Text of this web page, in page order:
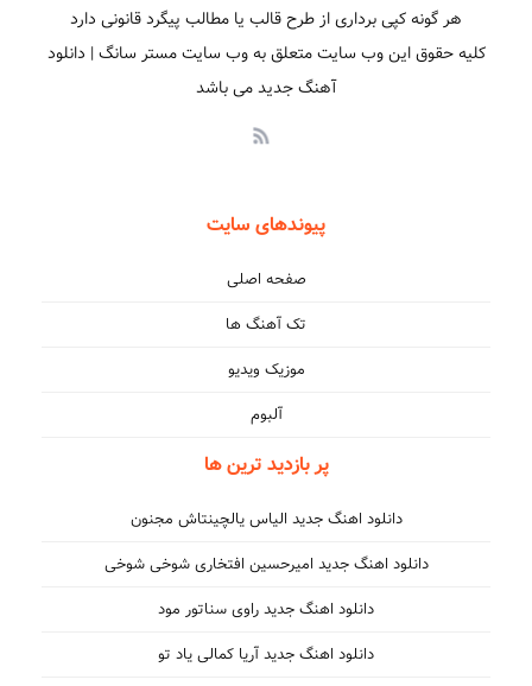
هر گونه کپی برداری از طرح قالب یا مطالب پیگرد قانونی دارد
کلیه حقوق این وب سایت متعلق به وب سایت مستر سانگ | دانلود
آهنگ جدید می باشد
پیوندهای سایت
صفحه اصلی
تک آهنگ ها
موزیک ویدیو
آلبوم
پر بازدید ترین ها
دانلود اهنگ جدید الیاس یالچینتاش مجنون
دانلود اهنگ جدید امیرحسین افتخاری شوخی شوخی
دانلود اهنگ جدید راوی سناتور مود
دانلود اهنگ جدید آریا کمالی یاد تو